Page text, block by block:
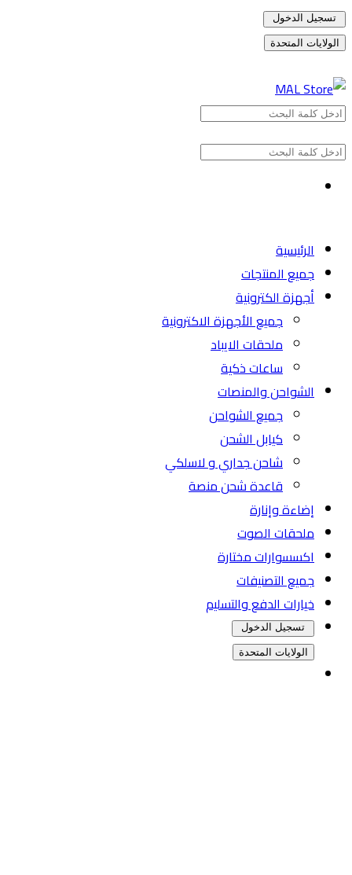
تسجيل الدخول
الولايات المتحدة
الرئيسية
جميع المنتجات
أجهزة الكترونية
جميع الأجهزة الاكترونية
ملحقات الايباد
ساعات ذكية
الشواحن والمنصات
جميع الشواحن
كيابل الشحن
شاحن جداري و لاسلكي
قاعدة شحن منصة
إضاءة وإنارة
ملحقات الصوت
اكسسوارات مختارة
جميع التصنيفات
خيارات الدفع والتسليم
تسجيل الدخول
الولايات المتحدة